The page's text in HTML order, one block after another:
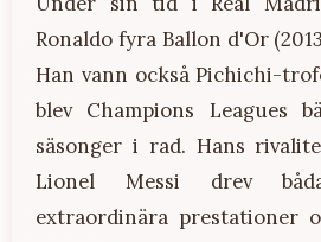
Ronaldo fyra Ballon d'Or
Han vann också Pichichi-
blev Champions Leagues
säsonger i rad. Hans
Lionel Messi drev
extraordinära prestationer